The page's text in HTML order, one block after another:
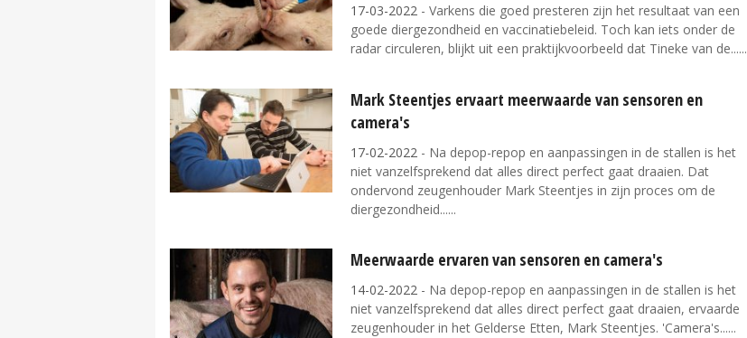
17-03-2022 - Varkens die goed presteren zijn het resultaat van een
goede diergezondheid en vaccinatiebeleid. Toch kan iets onder de
radar circuleren, blijkt uit een praktijkvoorbeeld dat Tineke van de...
Mark Steentjes ervaart meerwaarde van sensoren en
camera's
17-02-2022 - Na depop-repop en aanpassingen in de stallen is het
niet vanzelfsprekend dat alles direct perfect gaat draaien. Dat
ondervond zeugenhouder Mark Steentjes in zijn proces om de
diergezondheid...
Meerwaarde ervaren van sensoren en camera's
14-02-2022 - Na depop-repop en aanpassingen in de stallen is het
niet vanzelfsprekend dat alles direct perfect gaat draaien, ervaarde
zeugenhouder in het Gelderse Etten, Mark Steentjes. 'Camera's...